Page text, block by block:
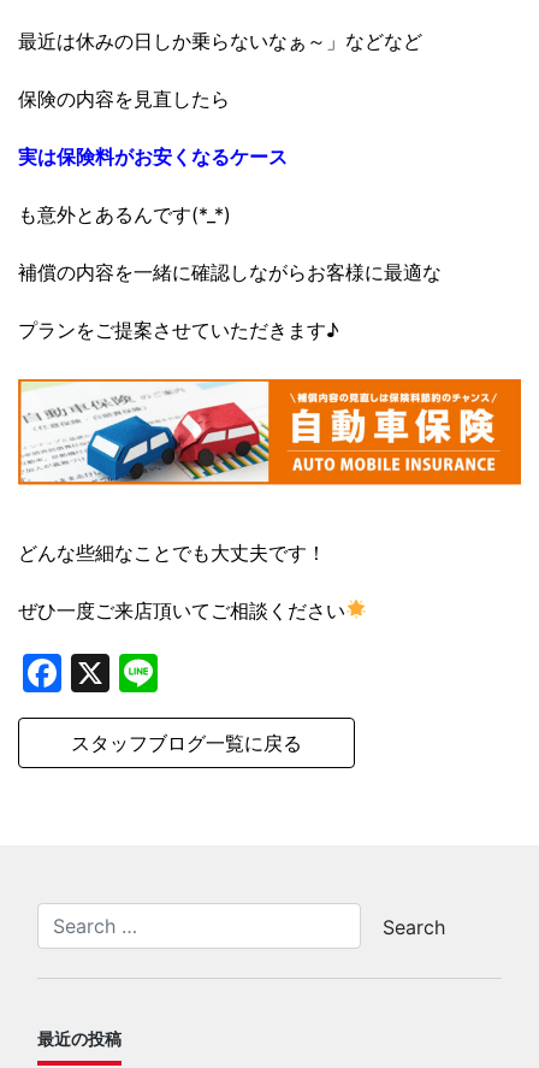
最近は休みの日しか乗らないなぁ～」などなど
保険の内容を見直したら
実は保険料がお安くなるケース
も意外とあるんです(*_*)
補償の内容を一緒に確認しながらお客様に最適な
プランをご提案させていただきます♪
どんな些細なことでも大丈夫です！
ぜひ一度ご来店頂いてご相談ください
Facebook
X
スタッフブログ一覧に戻る
最近の投稿